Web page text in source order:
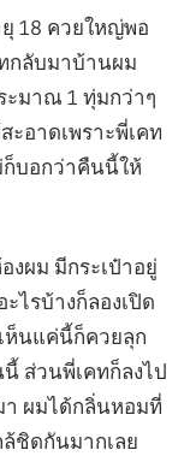
18 ควยใหญ่พอ
กลับมาบ้านผม
ะมาณ 1 ทุ่มกว่าๆ
ะอาดเพราะพี่เคท
บอกว่าคืนนี้ให้
งผม มีกระเป๋าอยู่
ไรบ้างก็ลองเปิด
ห็นแค่นี้ก็ควยลุก
ส่วนพี่เคทก็ลงไป
า ผมได้กลิ่นหอมที่
ชิดกันมากเลย